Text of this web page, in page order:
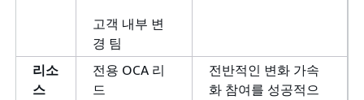
고객 내부 변
경 팀
리소
스
전용 OCA 리
드
전반적인 변화 가속
화 참여를 성공적으